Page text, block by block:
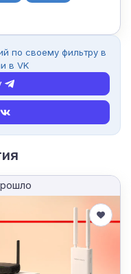
по своему фильтру в
в VK